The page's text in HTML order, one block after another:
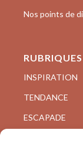
Nos points de
RUBRIQUES
INSPIRATION
TENDANCE
ESCAPADE